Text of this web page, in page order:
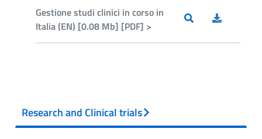
Gestione studi clinici in corso in
Italia (EN) [0.08 Mb] [PDF] >
Research and Clinical trials